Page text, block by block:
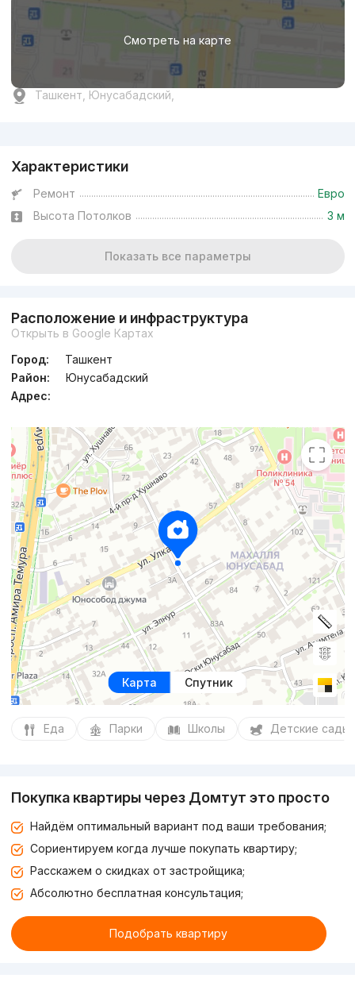
Смотреть на карте
Ташкент, Юнусабадский,
Характеристики
Ремонт
Евро
Высота Потолков
3 м
Показать все параметры
Расположение и инфраструктура
Открыть в Google Картах
Город:
Ташкент
Район:
Юнусабадский
Адрес:
Карта Спутник
Еда Парки Школы Детские сады
Покупка квартиры через Домтут это просто
Найдём оптимальный вариант под ваши требования;
Сориентируем когда лучше покупать квартиру;
Расскажем о скидках от застройщика;
Абсолютно бесплатная консультация;
Подобрать квартиру